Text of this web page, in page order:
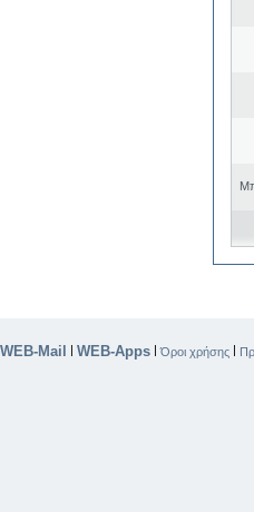
WEB-Mail | WEB-Apps |Όροι χρήσης |